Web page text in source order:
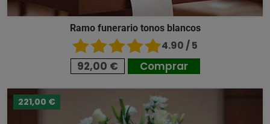
Ramo funerario tonos blancos
4.90 / 5
92,00 € Comprar
221,00 €